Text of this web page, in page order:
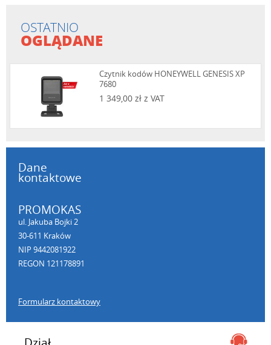
OSTATNIO
OGLĄDANE
Czytnik kodów HONEYWELL GENESIS XP
7680
1 349,00 zł z VAT
Dane
kontaktowe
PROMOKAS
ul. Jakuba Bojki 2
30-611 Kraków
NIP 9442081922
REGON 121178891
Formularz kontaktowy